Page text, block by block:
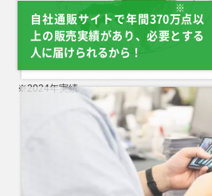
￥2,700
Nの筋書き SV11B
173/086 SAR
ギャラドスGX SM4A
051/050 SR
カツ
SM6a
サザンドラex SV11W
￥2,500
エリカ 旧G-Sｴﾘｶ
カヒ
065/
￥2,500
カスミのコダック
SV9a 071/063 AR
アセロ
M1S
自社通販サイトで年間370万点以
上の販売実績があり、必要とする
人に届けられるから！
※
※2024年実績